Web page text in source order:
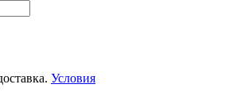
Условия